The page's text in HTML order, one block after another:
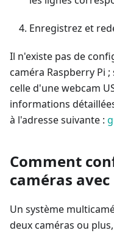
Enregistrez et
Il n'existe pas de
caméra Raspberry Pi
celle d'une webcam
informations
à l'adresse suivante :
Comment
caméras avec
Un système
deux caméras ou